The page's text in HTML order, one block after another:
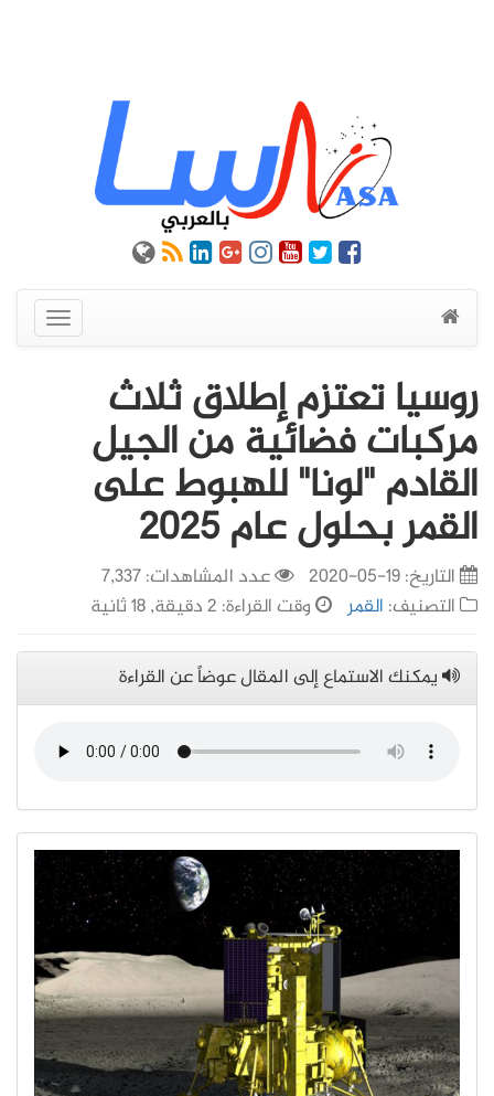
عرض
القائمة
روسيا تعتزم إطلاق ثلاث
مركبات فضائية من الجيل
القادم "لونا" للهبوط على
القمر بحلول عام 2025
التاريخ:19-05-2020
عدد المشاهدات: 7,337
التصنيف: القمر وقت القراءة: 2 دقيقة, 18 ثانية
يمكنك الاستماع إلى المقال عوضاً عن القراءة